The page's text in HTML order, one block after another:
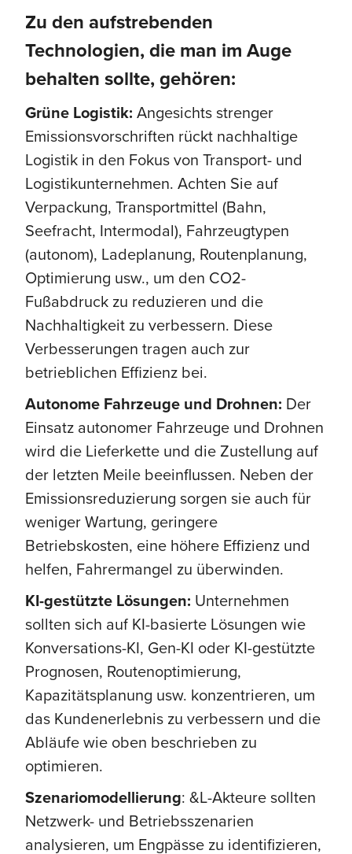
Zu den aufstrebenden
Technologien, die man im Auge
behalten sollte, gehören:
Grüne Logistik: Angesichts strenger
Emissionsvorschriften rückt nachhaltige
Logistik in den Fokus von Transport- und
Logistikunternehmen. Achten Sie auf
Verpackung, Transportmittel (Bahn,
Seefracht, Intermodal), Fahrzeugtypen
(autonom), Ladeplanung, Routenplanung,
Optimierung usw., um den CO2-
Fußabdruck zu reduzieren und die
Nachhaltigkeit zu verbessern. Diese
Verbesserungen tragen auch zur
betrieblichen Effizienz bei.
Autonome Fahrzeuge und Drohnen: Der
Einsatz autonomer Fahrzeuge und Drohnen
wird die Lieferkette und die Zustellung auf
der letzten Meile beeinflussen. Neben der
Emissionsreduzierung sorgen sie auch für
weniger Wartung, geringere
Betriebskosten, eine höhere Effizienz und
helfen, Fahrermangel zu überwinden.
KI-gestützte Lösungen: Unternehmen
sollten sich auf KI-basierte Lösungen wie
Konversations-KI, Gen-KI oder KI-gestützte
Prognosen, Routenoptimierung,
Kapazitätsplanung usw. konzentrieren, um
das Kundenerlebnis zu verbessern und die
Abläufe wie oben beschrieben zu
optimieren.
Szenariomodellierung: &L-Akteure sollten
Netzwerk- und Betriebsszenarien
analysieren, um Engpässe zu identifizieren,